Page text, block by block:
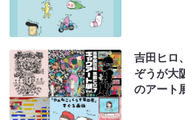
吉田ヒロ
ぞうが大
のアート